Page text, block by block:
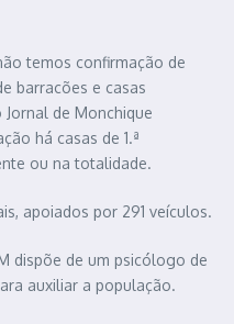
temos confirmação de
barracões e casas
de Monchique
há casas de 1.ª
ou na totalidade.
apoiados por 291 veículos.
dispõe de um psicólogo de
auxiliar a população.